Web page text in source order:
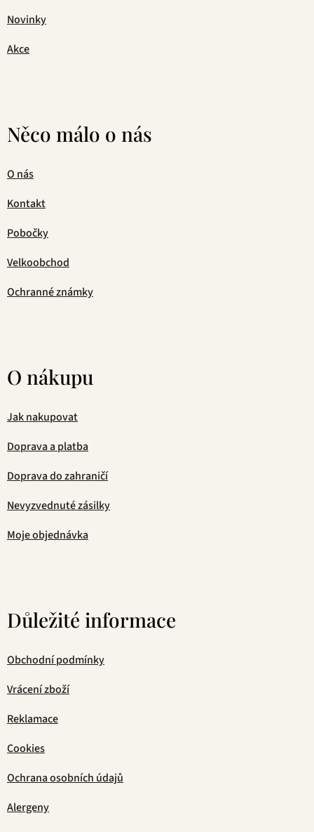
Novinky
Akce
Něco málo o nás
O nás
Kontakt
Pobočky
Velkoobchod
Ochranné známky
O nákupu
Jak nakupovat
Doprava a platba
Doprava do zahraničí
Nevyzvednuté zásilky
Moje objednávka
Důležité informace
Obchodní podmínky
Vrácení zboží
Reklamace
Cookies
Ochrana osobních údajů
Alergeny